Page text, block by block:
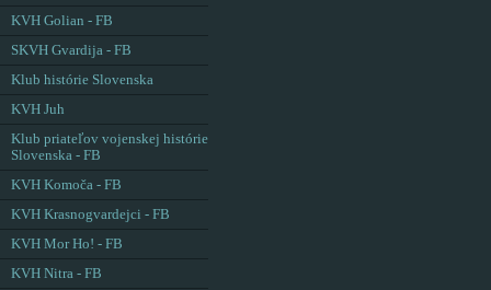
KVH Golian - FB
SKVH Gvardija - FB
Klub histórie Slovenska
KVH Juh
Klub priateľov vojenskej histórie
Slovenska - FB
KVH Komoča - FB
KVH Krasnogvardejci - FB
KVH Mor Ho! - FB
KVH Nitra - FB